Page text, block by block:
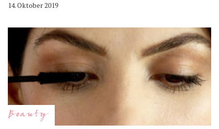
14. Oktober 2019
Beauty